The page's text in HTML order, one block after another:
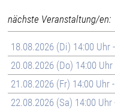
nächste Veranstaltung/en:
18.08.2026 (Di) 14:00 Uhr
20.08.2026 (Do) 14:00
21.08.2026 (Fr) 14:00 Uhr
22.08.2026 (Sa) 14:00 Uhr